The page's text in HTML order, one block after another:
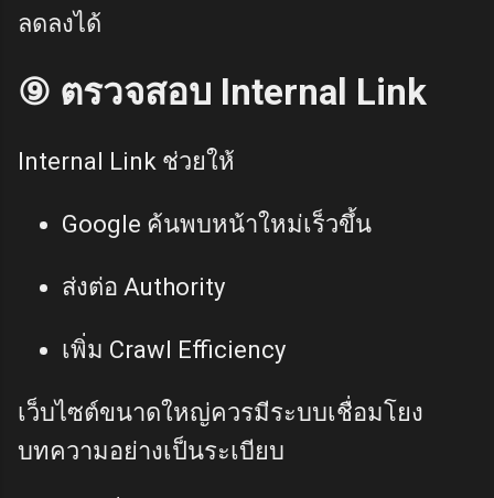
ลดลงได้
⑨ ตรวจสอบ Internal Link
Internal Link ช่วยให้
Google ค้นพบหน้าใหม่เร็วขึ้น
ส่งต่อ Authority
เพิ่ม Crawl Efficiency
เว็บไซต์ขนาดใหญ่ควรมีระบบเชื่อมโยง
บทความอย่างเป็นระเบียบ